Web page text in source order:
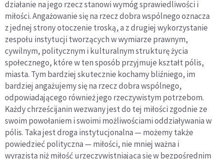
działanie na jego rzecz stanowi wymóg sprawiedliwości i
miłości. Angażowanie się na rzecz dobra wspólnego oznacza
z jednej strony otoczenie troską, a z drugiej wykorzystanie
zespołu instytucji tworzących w wymiarze prawnym,
cywilnym, politycznym i kulturalnym strukturę życia
społecznego, które w ten sposób przyjmuje kształt pólis,
miasta. Tym bardziej skutecznie kochamy bliźniego, im
bardziej angażujemy się na rzecz dobra wspólnego,
odpowiadającego również jego rzeczywistym potrzebom.
Każdy chrześcijanin wezwany jest do tej miłości zgodnie ze
swoim powołaniem i swoimi możliwościami oddziaływania w
pólis. Taka jest droga instytucjonalna — możemy także
powiedzieć polityczna — miłości, nie mniej ważna i
wyrazista niż miłość urzeczywistniająca się w bezpośrednim